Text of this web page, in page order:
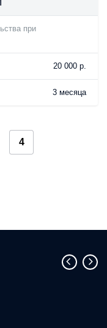
при
20 000 р.
3 месяца
4